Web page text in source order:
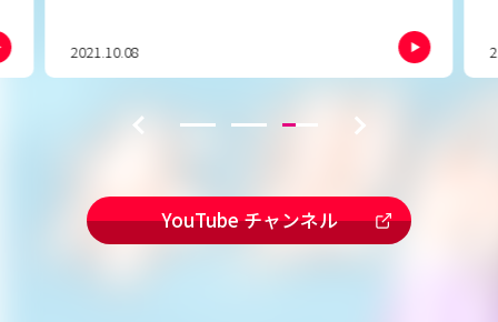
2021.10.08
YouTube チャンネル